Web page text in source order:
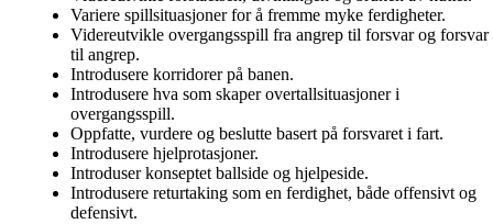
Variere spillsituasjoner for å fremme myke ferdigheter.
Videreutvikle overgangsspill fra angrep til forsvar og forsvar
til angrep.
Introdusere korridorer på banen.
Introdusere hva som skaper overtallsituasjoner i
overgangsspill.
Oppfatte, vurdere og beslutte basert på forsvaret i fart.
Introdusere hjelprotasjoner.
Introduser konseptet ballside og hjelpeside.
Introdusere returtaking som en ferdighet, både offensivt og
defensivt.